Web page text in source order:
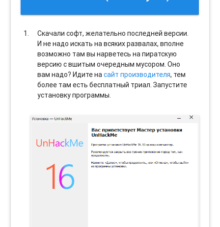
Скачали софт, желательно последней версии.
И не надо искать на всяких развалах, вполне
возможно там вы нарветесь на пиратскую
версию с вшитым очередным мусором. Оно
вам надо? Идите насайт производителя, тем
более там есть бесплатный триал. Запустите
установку программы.